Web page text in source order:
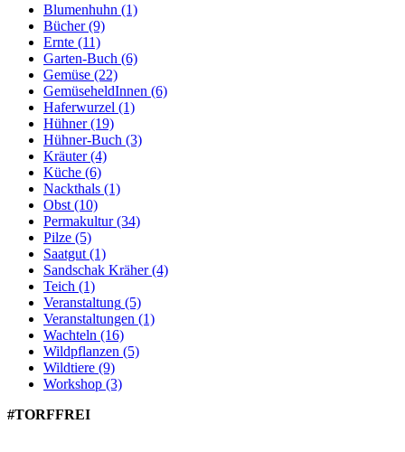
Blumenhuhn (1)
Bücher(9)
Ernte (11)
Garten-Buch (6)
Gemüse (22)
GemüseheldInnen (6)
Haferwurzel (1)
Hühner(19)
Hühner-Buch (3)
Kräuter(4)
Küche (6)
Nackthals (1)
Obst (10)
Permakultur(34)
Pilze (5)
Saatgut (1)
Sandschak Kräher(4)
Teich (1)
Veranstaltung (5)
Veranstaltungen (1)
Wachteln (16)
Wildpflanzen (5)
Wildtiere (9)
Workshop (3)
#TORFFREI